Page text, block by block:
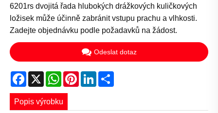
6201rs dvojitá řada hlubokých drážkových kuličkových
ložisek může účinně zabránit vstupu prachu a vlhkosti.
Zadejte objednávku podle požadavků na žádost.
Odeslat dotaz
Facebook
X WhatsApp
PinterestLinkedIn
Popis výrobku